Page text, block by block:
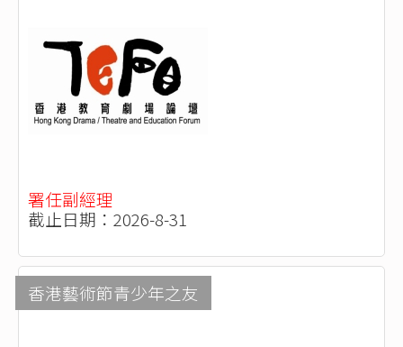
署任副經理
截止日期：2026-8-31
香港藝術節青少年之友